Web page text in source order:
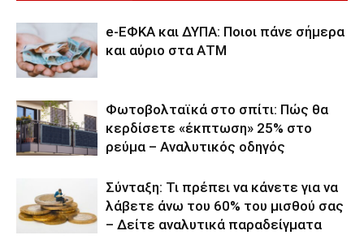
e-ΕΦΚΑ και ΔΥΠΑ: Ποιοι πάνε σήμερα
και αύριο στα ΑΤΜ
Φωτοβολταϊκά στο σπίτι: Πώς θα
κερδίσετε «έκπτωση» 25% στο
ρεύμα – Αναλυτικός οδηγός
Σύνταξη: Τι πρέπει να κάνετε για να
λάβετε άνω του 60% του μισθού σας
– Δείτε αναλυτικά παραδείγματα